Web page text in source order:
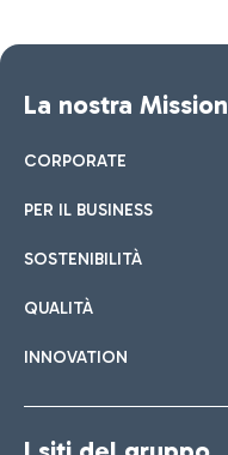
La nostra Mission
CORPORATE
PER IL BUSINESS
SOSTENIBILITÀ
QUALITÀ
INNOVATION